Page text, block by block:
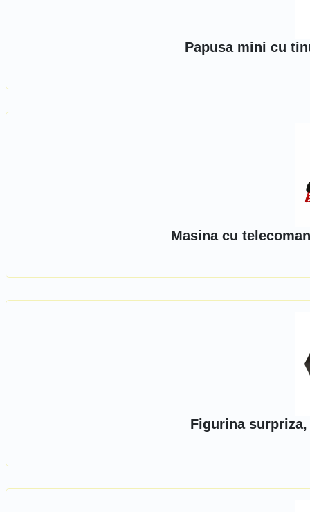
Papusa mini cu
Masina cu
Figurina